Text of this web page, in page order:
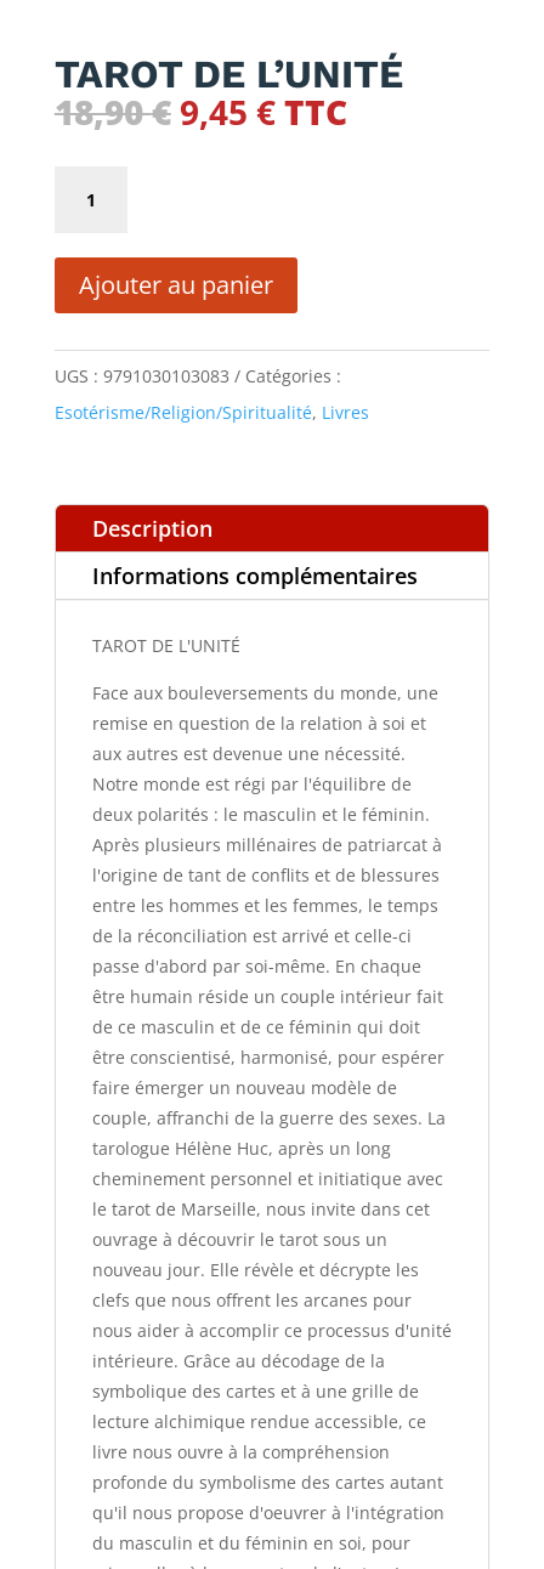
TAROT DE L’UNITÉ
18,90€ Le
18,90 €.
9,45 €Le
9,45 €.
TTC
TAROT
Ajouter au panier
UGS : 9791030103083
Catégories :
Esotérisme/Religion/Spiritualité, Livres
Description
Informations complémentaires
TAROT DE L'UNITÉ
Face aux bouleversements du monde, une
remise en question de la relation à soi et
aux autres est devenue une nécessité.
Notre monde est régi par l'équilibre de
deux polarités : le masculin et le féminin.
Après plusieurs millénaires de patriarcat à
l'origine de tant de conflits et de blessures
entre les hommes et les femmes, le temps
de la réconciliation est arrivé et celle-ci
passe d'abord par soi-même. En chaque
être humain réside un couple intérieur fait
de ce masculin et de ce féminin qui doit
être conscientisé, harmonisé, pour espérer
faire émerger un nouveau modèle de
couple, affranchi de la guerre des sexes. La
tarologue Hélène Huc, après un long
cheminement personnel et initiatique avec
le tarot de Marseille, nous invite dans cet
ouvrage à découvrir le tarot sous un
nouveau jour. Elle révèle et décrypte les
clefs que nous offrent les arcanes pour
nous aider à accomplir ce processus d'unité
intérieure. Grâce au décodage de la
symbolique des cartes et à une grille de
lecture alchimique rendue accessible, ce
livre nous ouvre à la compréhension
profonde du symbolisme des cartes autant
qu'il nous propose d'oeuvrer à l'intégration
du masculin et du féminin en soi, pour